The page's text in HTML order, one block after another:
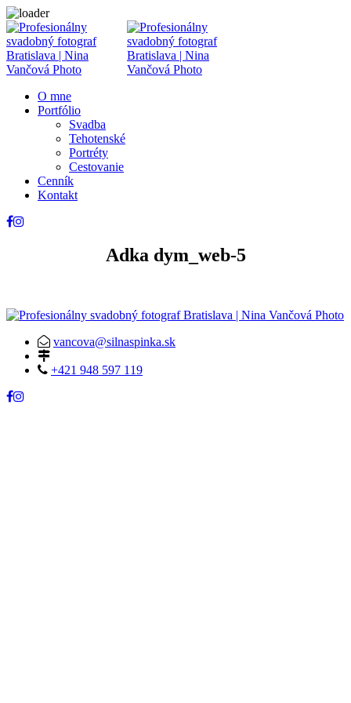
O mne
Portfólio
Svadba
Tehotenské
Portréty
Cestovanie
Cenník
Kontakt
Adka dym_web-5
vancova@silnaspinka.sk
+421 948 597 119